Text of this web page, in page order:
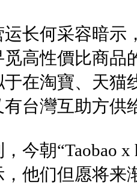
长何采容暗示
高性價比商品
在淘寶、天猫
台灣互助方供
今朝“Taobao
他们但愿将来